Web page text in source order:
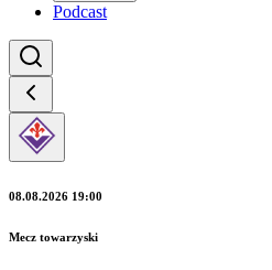
Podcast
08.08.2026 19:00
Mecz towarzyski